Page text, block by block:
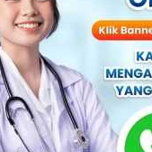
Jakarta